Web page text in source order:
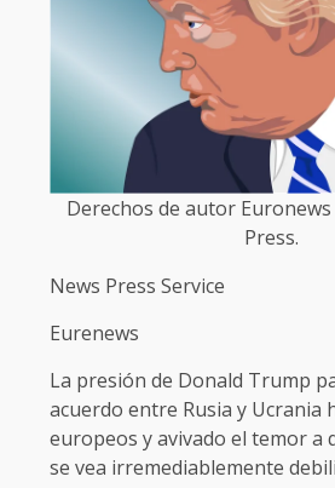
Derechos de autor
Press.
News Press Service
Eurenews
La presión de Donald Trump
acuerdo entre Rusia y Ucrania
europeos y avivado el temor a
se vea irremediablemente